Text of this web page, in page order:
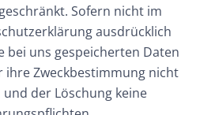
Sofern nicht im
ausdrücklich
bei uns gespeicherten Daten
ihre Zweckbestimmung nicht
der Löschung keine